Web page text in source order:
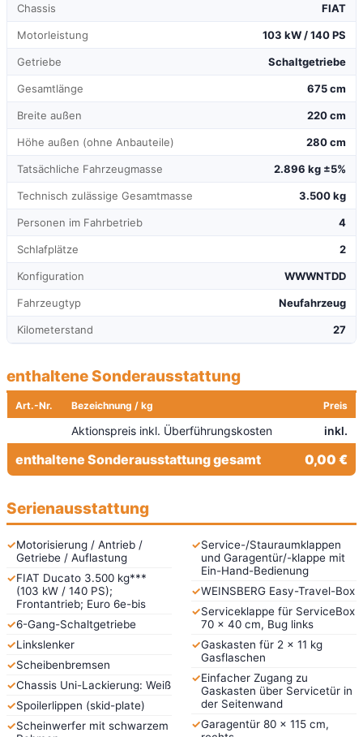
Chassis FIAT
Motorleistung 103 kW / 140 PS
Getriebe Schaltgetriebe
Gesamtlänge 675 cm
Breite außen 220 cm
Höhe außen (ohne Anbauteile) 280 cm
Tatsächliche Fahrzeugmasse 2.896 kg ±5%
Technisch zulässige Gesamtmasse 3.500 kg
Personen im Fahrbetrieb 4
Schlafplätze 2
Konfiguration WWWNTDD
Fahrzeugtyp Neufahrzeug
Kilometerstand 27
enthaltene Sonderausstattung
Art.-Nr. Bezeichnung / kg Preis
Aktionspreis inkl. Überführungskosten inkl.
enthaltene Sonderausstattung gesamt 0,00 €
Serienausstattung
✓Motorisierung / Antrieb /
Getriebe / Auflastung
✓FIAT Ducato 3.500 kg***
(103 kW / 140 PS);
Frontantrieb; Euro 6e-bis
✓6-Gang-Schaltgetriebe
✓Linkslenker
✓Scheibenbremsen
✓Chassis Uni-Lackierung: Weiß
✓Spoilerlippen (skid-plate)
✓Scheinwerfer mit schwarzem
✓Service-/Stauraumklappen
und Garagentür/-klappe mit
Ein-Hand-Bedienung
✓WEINSBERG Easy-Travel-Box
✓Serviceklappe für ServiceBox
70 x 40 cm, Bug links
✓Gaskasten für 2 x 11 kg
Gasflaschen
✓Einfacher Zugang zu
Gaskasten über Servicetür in
der Seitenwand
✓Garagentür 80 x 115 cm,